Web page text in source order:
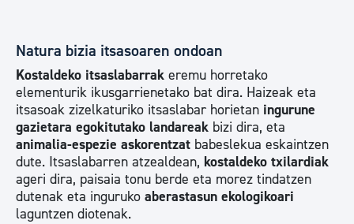
Natura bizia itsasoaren ondoan
Kostaldeko itsaslabarrak eremu horretako
elementurik ikusgarrienetako bat dira. Haizeak eta
itsasoak zizelkaturiko itsaslabar horietan ingurune
gazietara egokitutako landareak bizi dira, eta
animalia-espezie askorentzat babeslekua eskaintzen
dute. Itsaslabarren atzealdean, kostaldeko txilardiak
ageri dira, paisaia tonu berde eta morez tindatzen
dutenak eta inguruko aberastasun ekologikoari
laguntzen diotenak.